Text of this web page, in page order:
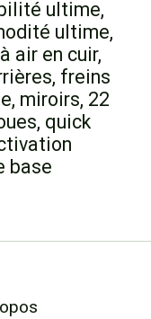
ultime,
ultime,
air en cuir,
freins
miroirs, 22
quick
base